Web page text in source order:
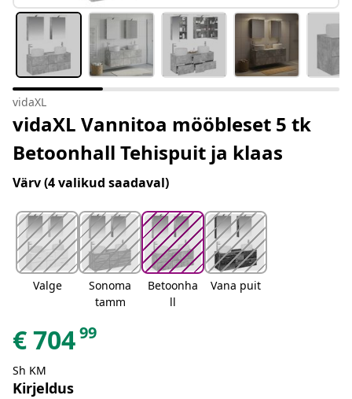
vidaXL
vidaXL Vannitoa mööbleset 5 tk
Betoonhall Tehispuit ja klaas
Värv(4 valikud saadaval)
Valge
Sonoma
tamm
Betoonha
ll
Vana puit
€70499
Sh KM
Kirjeldus